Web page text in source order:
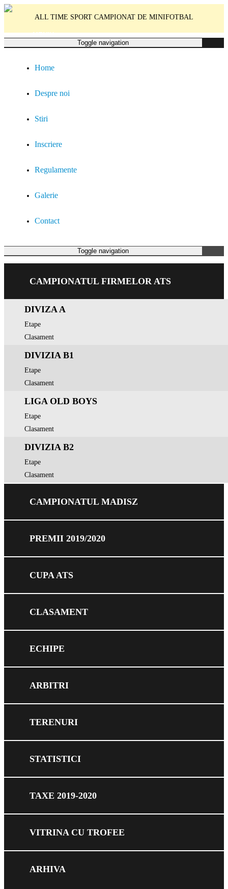
ALL TIME SPORT CAMPIONAT DE MINIFOTBAL
Toggle navigation
MENIU
Home
Despre noi
Stiri
Inscriere
Regulamente
Galerie
Contact
Toggle navigation
CAMPIONATUL FIRMELOR ATS
DIVIZA A
Etape
Clasament
DIVIZIA B1
Etape
Clasament
LIGA OLD BOYS
Etape
Clasament
DIVIZIA B2
Etape
Clasament
CAMPIONATUL MADISZ
PREMII 2019/2020
CUPA ATS
CLASAMENT
ECHIPE
ARBITRI
TERENURI
STATISTICI
TAXE 2019-2020
VITRINA CU TROFEE
ARHIVA